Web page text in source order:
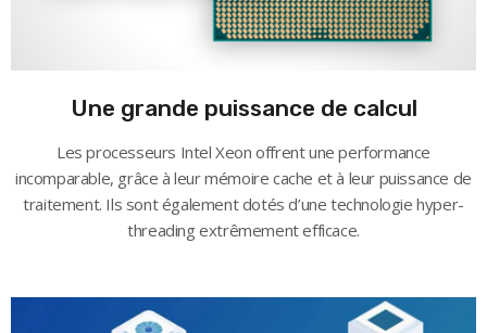
Une grande puissance de calcul
Les processeurs Intel Xeon offrent une performance
incomparable, grâce à leur mémoire cache et à leur puissance de
traitement. Ils sont également dotés d’une technologie hyper-
threading extrêmement efficace.